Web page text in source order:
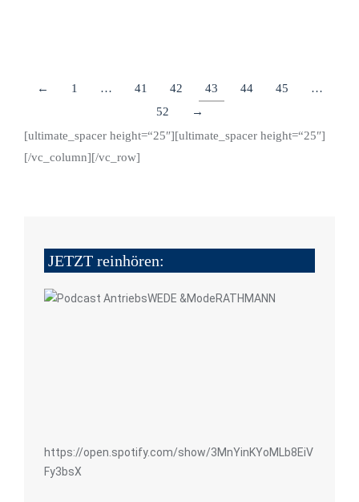
← 1 … 41 42 43 44 45
…
52
→
[ultimate_spacer height=“25″][ultimate_spacer height=“25″]
[/vc_column][/vc_row]
JETZT reinhören:
https://open.spotify.com/show/3MnYinKYoMLb8EiV
Fy3bsX